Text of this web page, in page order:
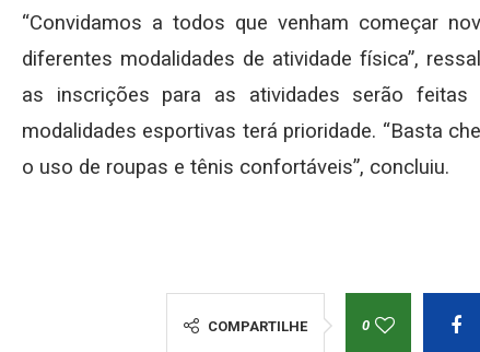
“Convidamos a todos que venham começar
diferentes modalidades de atividade física”,
as inscrições para as atividades serão
modalidades esportivas terá prioridade. “Basta
o uso de roupas e tênis confortáveis”, concluiu.
COMPARTILHE 0